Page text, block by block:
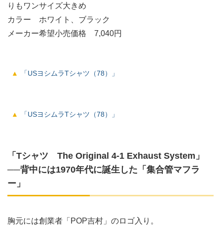
りもワンサイズ大きめ
カラー ホワイト、ブラック
メーカー希望小売価格 7,040円
「USヨシムラTシャツ（78）」
「USヨシムラTシャツ（78）」
「Tシャツ The Original 4-1 Exhaust System」
──背中には1970年代に誕生した「集合管マフラ
ー」
胸元には創業者「POP吉村」のロゴ入り。